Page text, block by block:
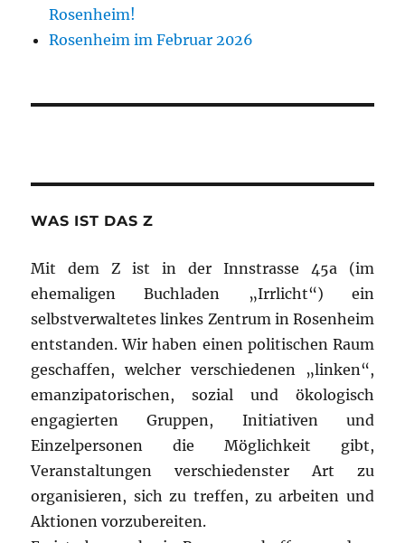
Rosenheim!
Rosenheim im Februar 2026
WAS IST DAS Z
Mit dem Z ist in der Innstrasse 45a (im
ehemaligen Buchladen „Irrlicht“) ein
selbstverwaltetes linkes Zentrum in Rosenheim
entstanden. Wir haben einen politischen Raum
geschaffen, welcher verschiedenen „linken“,
emanzipatorischen, sozial und ökologisch
engagierten Gruppen, Initiativen und
Einzelpersonen die Möglichkeit gibt,
Veranstaltungen verschiedenster Art zu
organisieren, sich zu treffen, zu arbeiten und
Aktionen vorzubereiten.